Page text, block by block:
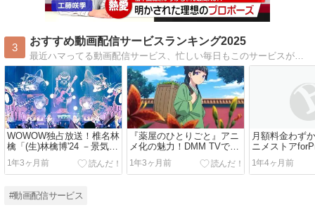
3
おすすめ動画配信サービスランキング2025
最近ハマってる動画配信サービス、忙しい毎日もこのサービスがあればあっという間に時間が過ぎちゃう、おうち時間がもっと楽しくなること間違いなしだよ。
WOWOW独占放送！椎名林
檎「(生)林檎博'24 －景気の
回復－」の魅力とは？
1年3ヶ月前
『薬屋のひとりごと』アニ
メ化の魅力！DMM TVで楽
しむ毒と薬のミステリー
1年3ヶ月前
月額料金わず
ニメストア
与えるアニメ
1年4ヶ月前
#動画配信サービス